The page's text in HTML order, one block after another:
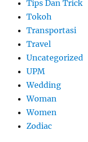
Tips Dan Trick
Tokoh
Transportasi
Travel
Uncategorized
UPM
Wedding
Woman
Women
Zodiac